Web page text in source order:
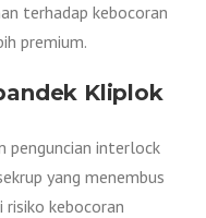
terhadap kebocoran
premium.
Kliplok
penguncian interlock
yang menembus
risiko kebocoran